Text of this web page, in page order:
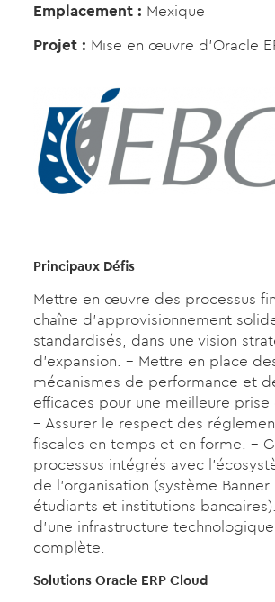
Emplacement : Mexique
Projet : Mise en œuvre d’Oracle
Principaux Défis
Mettre en œuvre des processus
chaîne d’approvisionnement
standardisés, dans une vision
d’expansion. – Mettre en place
mécanismes de performance et
efficaces pour une meilleure
– Assurer le respect des
fiscales en temps et en forme. –
processus intégrés avec
de l’organisation (système
étudiants et institutions
d’une infrastructure
complète.
Solutions Oracle ERP Cloud